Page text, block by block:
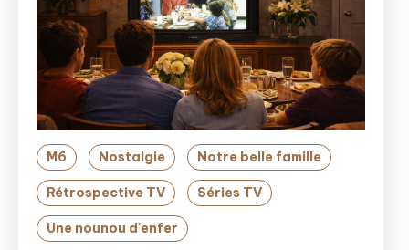
M6 Nostalgie Notre belle famille
Rétrospective TV Séries TV
Une nounou d'enfer